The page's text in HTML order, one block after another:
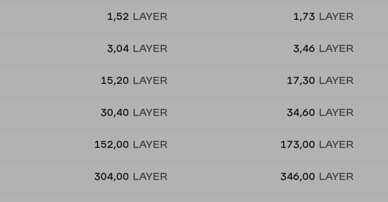
1,52 LAYER 1,73 LAYER
3,04 LAYER 3,46 LAYER
15,20 LAYER 17,30 LAYER
30,40 LAYER 34,60 LAYER
152,00 LAYER 173,00 LAYER
304,00 LAYER 346,00 LAYER